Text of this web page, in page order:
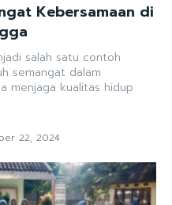
Kebersamaan di
salah satu contoh
semangat dalam
menjaga kualitas hidup
22, 2024